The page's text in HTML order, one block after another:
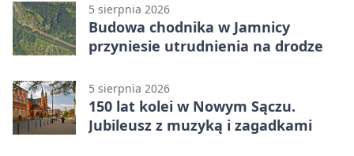
5 sierpnia 2026
Budowa chodnika w Jamnicy
przyniesie utrudnienia na drodze
5 sierpnia 2026
150 lat kolei w Nowym Sączu.
Jubileusz z muzyką i zagadkami